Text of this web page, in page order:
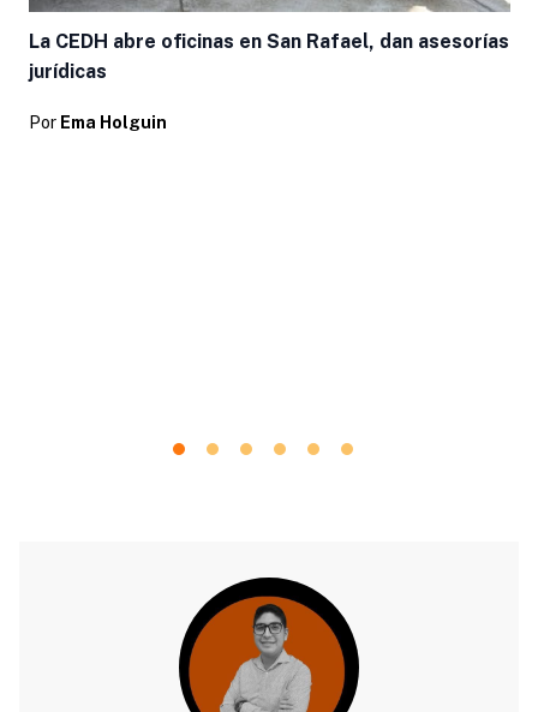
La CEDH abre oficinas en San Rafael, dan asesorías
jurídicas
Por Ema Holguin